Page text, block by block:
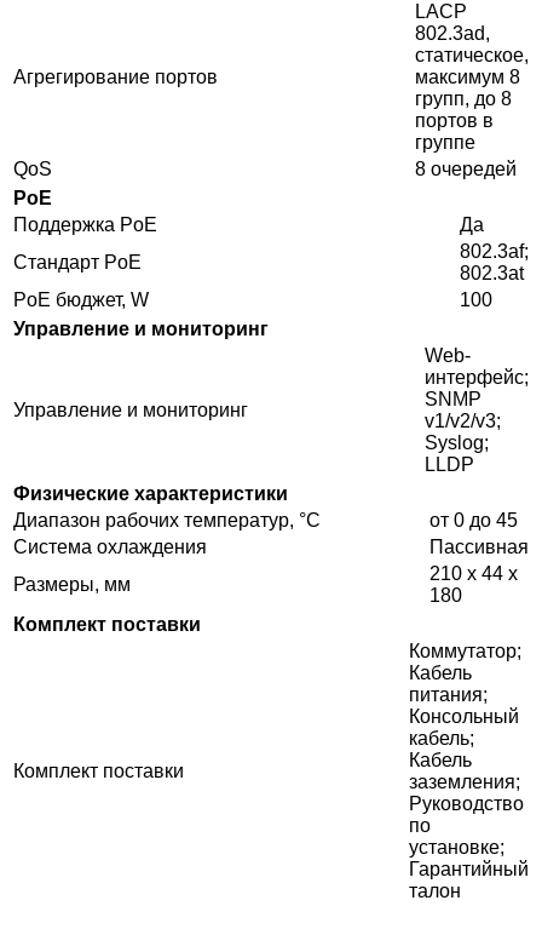
Агрегирование портов
LACP
802.3ad,
статическое,
максимум 8
групп, до 8
портов в
группе
QoS
8 очередей
PoE
Поддержка PoE
Да
Cтандарт PoE
802.3af;
802.3at
PoE бюджет, W
100
Управление и мониторинг
Управление и мониторинг
Web-
интерфейс;
SNMP
v1/v2/v3;
Syslog;
LLDP
Физические характеристики
Диапазон рабочих температур, °C
от 0 до 45
Система охлаждения
Пассивная
Размеры, мм
210 x 44 x
180
Комплект поставки
Комплект поставки
Коммутатор;
Кабель
питания;
Консольный
кабель;
Кабель
заземления;
Руководство
по
установке;
Гарантийный
талон